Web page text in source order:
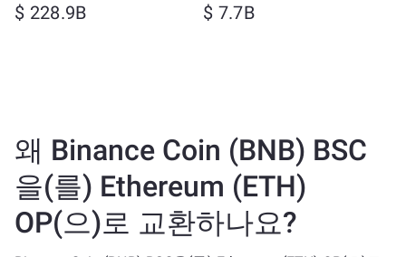
$ 228.9B $ 7.7B
왜 Binance Coin (BNB) BSC
을(를) Ethereum (ETH)
OP(으)로 교환하나요?